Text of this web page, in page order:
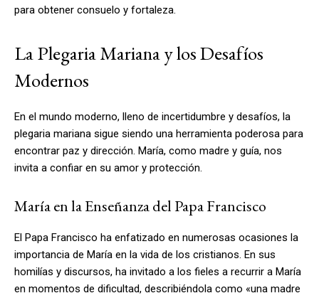
para obtener consuelo y fortaleza.
La Plegaria Mariana y los Desafíos
Modernos
En el mundo moderno, lleno de incertidumbre y desafíos, la
plegaria mariana sigue siendo una herramienta poderosa para
encontrar paz y dirección. María, como madre y guía, nos
invita a confiar en su amor y protección.
María en la Enseñanza del Papa Francisco
El Papa Francisco ha enfatizado en numerosas ocasiones la
importancia de María en la vida de los cristianos. En sus
homilías y discursos, ha invitado a los fieles a recurrir a María
en momentos de dificultad, describiéndola como «una madre